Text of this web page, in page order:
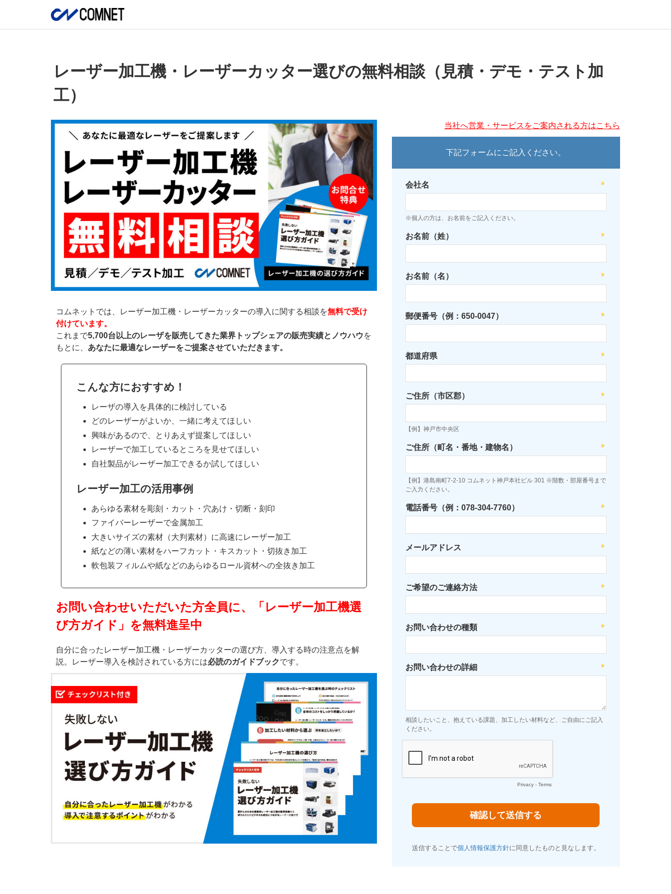
レーザー加工機・レーザーカッター選びの無料相談（見積・デモ・テスト加
工）
コムネットでは、レーザー加工機・レーザーカッターの導入に関する相談を無料で受け
付けています。
これまで5,700台以上のレーザを販売してきた業界トップシェアの販売実績とノウハウを
もとに、 あなたに最適なレーザーをご提案させていただきます。
こんな方におすすめ！
レーザの導入を具体的に検討している
どのレーザーがよいか、一緒に考えてほしい
興味があるので、とりあえず提案してほしい
レーザーで加工しているところを見せてほしい
自社製品がレーザー加工できるか試してほしい
レーザー加工の活用事例
あらゆる素材を彫刻・カット・穴あけ・切断・刻印
ファイバーレーザーで金属加工
大きいサイズの素材（大判素材）に高速にレーザー加工
紙などの薄い素材をハーフカット・キスカット・切抜き加工
軟包装フィルムや紙などのあらゆるロール資材への全抜き加工
お問い合わせいただいた方全員に、「レーザー加工機選
び方ガイド」を無料進呈中
自分に合ったレーザー加工機・レーザーカッターの選び方、導入する時の注意点を解
説。レーザー導入を検討されている方には必読のガイドブックです。
当社へ営業・サービスをご案内される方はこちら
下記フォームにご記入ください。
会社名
※個人の方は、お名前をご記入ください。
お名前（姓）
お名前（名）
郵便番号（例：650-0047）
都道府県
ご住所（市区郡）
【例】神戸市中央区
ご住所（町名・番地・建物名）
【例】港島南町7-2-10 コムネット神戸本社ビル 301 ※階数・部屋番号まで
ご入力ください。
電話番号（例：078-304-7760）
メールアドレス
ご希望のご連絡方法
お問い合わせの種類
お問い合わせの詳細
相談したいこと、抱えている課題、加工したい材料など、ご自由にご記入
ください。
Privacy- Terms
送信することで個人情報保護方針に同意したものと見なします。